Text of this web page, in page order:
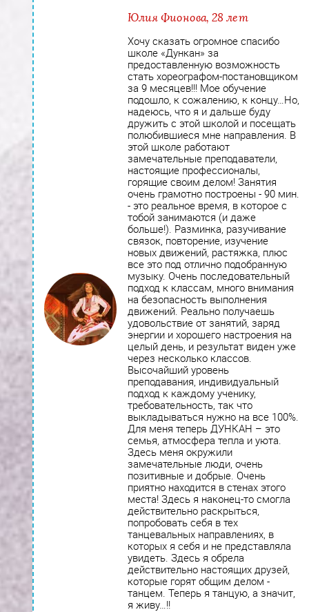
Юлия Фионова, 28 лет
Хочу сказать огромное спасибо
школе «Дункан» за
предоставленную возможность
стать хореографом-постановщиком
за 9 месяцев!!! Мое обучение
подошло, к сожалению, к концу…Но,
надеюсь, что я и дальше буду
дружить с этой школой и посещать
полюбившиеся мне направления. В
этой школе работают
замечательные преподаватели,
настоящие профессионалы,
горящие своим делом! Занятия
очень грамотно построены - 90 мин.
- это реальное время, в которое с
тобой занимаются (и даже
больше!). Разминка, разучивание
связок, повторение, изучение
новых движений, растяжка, плюс
все это под отлично подобранную
музыку. Очень последовательный
подход к классам, много внимания
на безопасность выполнения
движений. Реально получаешь
удовольствие от занятий, заряд
энергии и хорошего настроения на
целый день, и результат виден уже
через несколько классов.
Высочайший уровень
преподавания, индивидуальный
подход к каждому ученику,
требовательность, так что
выкладываться нужно на все 100%.
Для меня теперь ДУНКАН – это
семья, атмосфера тепла и уюта.
Здесь меня окружили
замечательные люди, очень
позитивные и добрые. Очень
приятно находится в стенах этого
места! Здесь я наконец-то смогла
действительно раскрыться,
попробовать себя в тех
танцевальных направлениях, в
которых я себя и не представляла
увидеть. Здесь я обрела
действительно настоящих друзей,
которые горят общим делом -
танцем. Теперь я танцую, а значит,
я живу…!!